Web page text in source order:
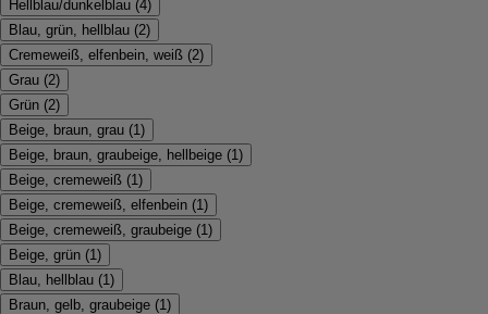
Hellblau/dunkelblau (4)
Blau, grün, hellblau (2)
Cremeweiß, elfenbein, weiß (2)
Grau (2)
Grün (2)
Beige, braun, grau (1)
Beige, braun, graubeige, hellbeige (1)
Beige, cremeweiß (1)
Beige, cremeweiß, elfenbein (1)
Beige, cremeweiß, graubeige (1)
Beige, grün (1)
Blau, hellblau (1)
Braun, gelb, graubeige (1)